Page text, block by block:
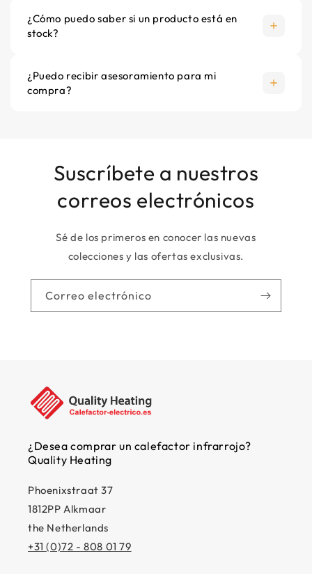
¿Cómo puedo saber si un producto está en
stock?
¿Puedo recibir asesoramiento para mi
compra?
Suscríbete a nuestros
correos electrónicos
Sé de los primeros en conocer las nuevas
colecciones y las ofertas exclusivas.
Correo electrónico
¿Desea comprar un calefactor infrarrojo?
Quality Heating
Phoenixstraat 37
1812PP Alkmaar
the Netherlands
+31 (0)72 - 808 01 79